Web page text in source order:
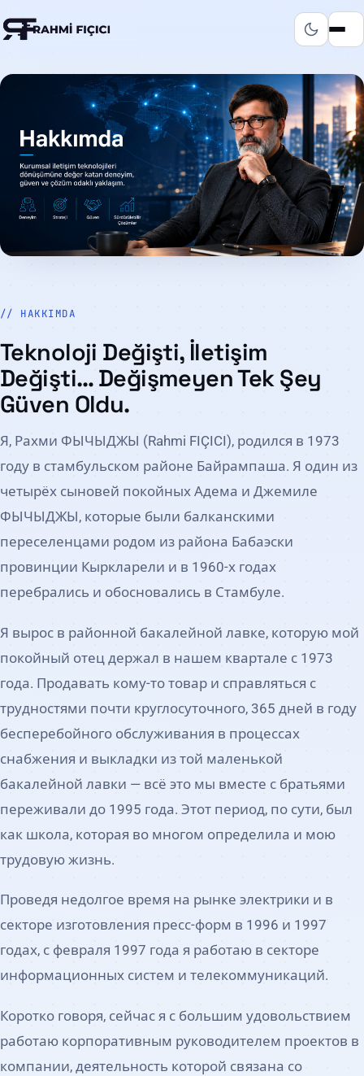
// HAKKIMDA
Teknoloji Değişti, İletişim
Değişti… Değişmeyen Tek Şey
Güven Oldu.
Я, Рахми ФЫЧЫДЖЫ (Rahmi FIÇICI), родился в 1973
году в стамбульском районе Байрампаша. Я один из
четырёх сыновей покойных Адема и Джемиле
ФЫЧЫДЖЫ, которые были балканскими
переселенцами родом из района Бабаэски
провинции Кыркларели и в 1960-х годах
перебрались и обосновались в Стамбуле.
Я вырос в районной бакалейной лавке, которую мой
покойный отец держал в нашем квартале с 1973
года. Продавать кому-то товар и справляться с
трудностями почти круглосуточного, 365 дней в году
бесперебойного обслуживания в процессах
снабжения и выкладки из той маленькой
бакалейной лавки — всё это мы вместе с братьями
переживали до 1995 года. Этот период, по сути, был
как школа, которая во многом определила и мою
трудовую жизнь.
Проведя недолгое время на рынке электрики и в
секторе изготовления пресс-форм в 1996 и 1997
годах, с февраля 1997 года я работаю в секторе
информационных систем и телекоммуникаций.
Коротко говоря, сейчас я с большим удовольствием
работаю корпоративным руководителем проектов в
компании, деятельность которой связана со